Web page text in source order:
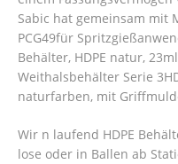
Sabic hat gemeinsam mit
PCG49für
Behälter, HDPE natur,
Weithalsbehälter Serie
naturfarben, mit
Wir n laufend HDPE
lose oder in Ballen ab